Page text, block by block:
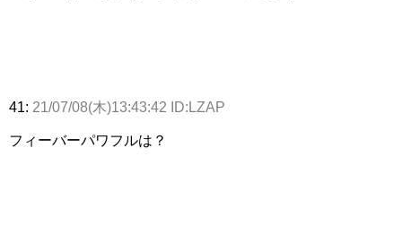
41: 21/07/08(木)13:43:42 ID:LZAP
フィーバーパワフルは？